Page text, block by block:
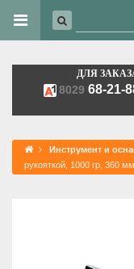
ДЛЯ
8029 68-21-
Инструмент и
рукояткой, 1000 гр, 360